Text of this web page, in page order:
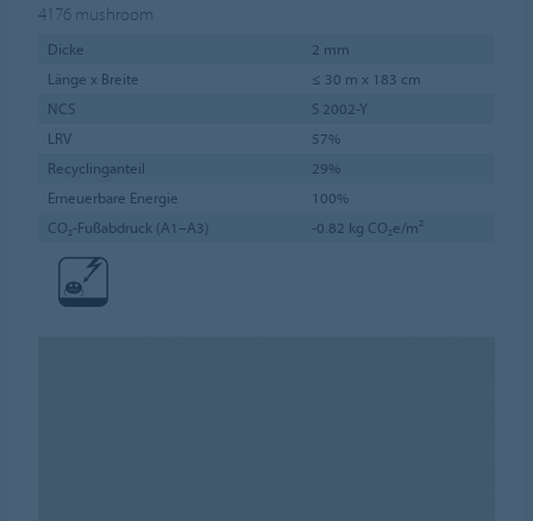
4176 mushroom
Dicke
2 mm
Länge x Breite
≤ 30 m x 183 cm
NCS
S 2002-Y
LRV
57%
Recyclinganteil
29%
Erneuerbare Energie
100%
CO₂-Fußabdruck (A1–A3)
-0.82 kg CO₂e/m²